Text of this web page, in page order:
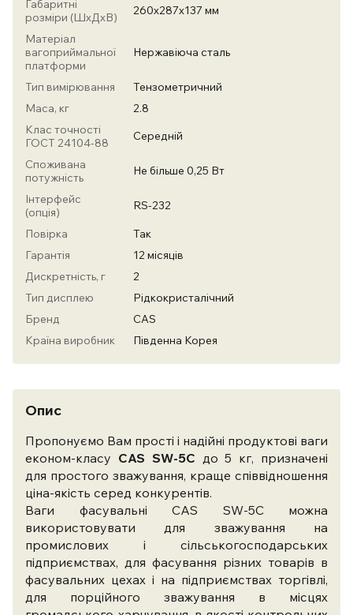
Габаритні
розміри (ШхДхВ)
260х287х137 мм
Матеріал
вагоприймальної
платформи
Нержавіюча сталь
Тип вимірювання
Тензометричний
Маса, кг
2.8
Клас точності
ГОСТ 24104-88
Середній
Споживана
потужність
Не більше 0,25 Вт
Інтерфейс
(опція)
RS-232
Повірка
Так
Гарантія
12 місяців
Дискретність, г
2
Тип дисплею
Рідкокристалічний
Бренд
CAS
Країна виробник
Південна Корея
Опис
Пропонуємо Вам прості і надійні продуктові ваги
економ-класу CAS SW-5C до 5 кг, призначені
для простого зважування, краще співвідношення
ціна-якість серед конкурентів.
Ваги фасувальні CAS SW-5C можна
використовувати для зважування на
промислових і сільськогосподарських
підприємствах, для фасування різних товарів в
фасувальних цехах і на підприємствах торгівлі,
для порційного зважування в місцях